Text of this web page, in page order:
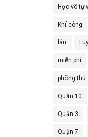
Học võ tự
Khí công
lân
miễn phí
phòng thủ
Quận 10
Quận 3
Quận 7